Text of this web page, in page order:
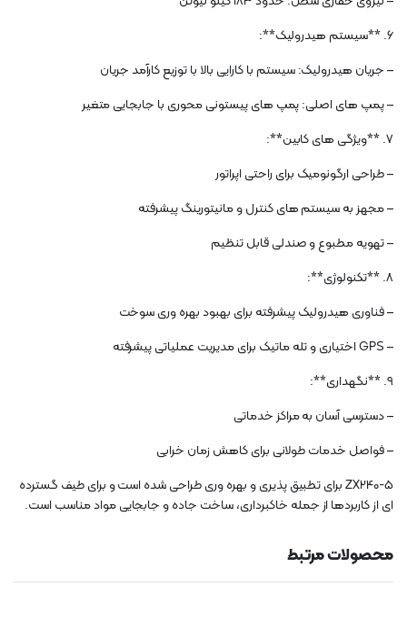
6. **سیستم هیدرولیک**:
– جریان هیدرولیک: سیستم با کارایی بالا با توزیع کارآمد جریان
– پمپ های اصلی: پمپ های پیستونی محوری با جابجایی متغیر
7. **ویژگی های کابین**:
– طراحی ارگونومیک برای راحتی اپراتور
– مجهز به سیستم های کنترل و مانیتورینگ پیشرفته
– تهویه مطبوع و صندلی قابل تنظیم
8. **تکنولوژی**:
– فناوری هیدرولیک پیشرفته برای بهبود بهره وری سوخت
– GPS اختیاری و تله ماتیک برای مدیریت عملیاتی پیشرفته
9. **نگهداری**:
– دسترسی آسان به مراکز خدماتی
– فواصل خدمات طولانی برای کاهش زمان خرابی
ZX240-5 برای تطبیق پذیری و بهره وری طراحی شده است و برای طیف گسترده
ای از کاربردها از جمله خاکبرداری، ساخت جاده و جابجایی مواد مناسب است.
محصولات مرتبط